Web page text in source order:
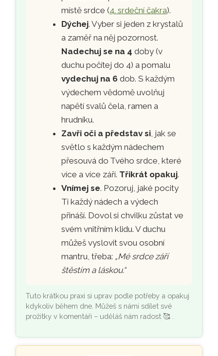
místě srdce (4. srdeční čakra).
Dýchej. Vyber si jeden z krystalů
a zaměř na něj pozornost.
Nadechuj se na 4 doby (v
duchu počítej do 4) a pomalu
vydechuj na 6 dob. S každým
výdechem vědomě uvolňuj
napětí svalů čela, ramen a
hrudníku.
Zavři oči a představ si, jak se
světlo s každým nádechem
přesouvá do Tvého srdce, které
více a více září. Třikrát opakuj.
Vnímej se. Pozoruj, jaké pocity
Ti každý nádech a výdech
přináší. Dovol si chvilku zůstat ve
svém vnitřním klidu. V duchu
můžeš vyslovit svou osobní
mantru, třeba: „Mé srdce září
štěstím a láskou.“
Tuto krátkou praxi si uprav podle potřeby a opakuj
kdykoliv během dne. Můžeš s námi sdílet své
prožitky v komentáři – uděláš nám radost 🥰